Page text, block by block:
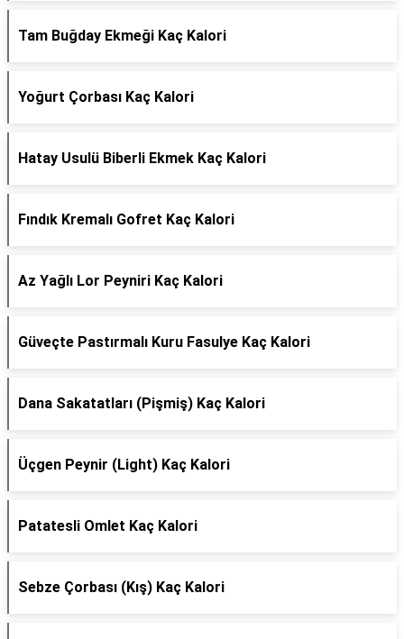
Tam Buğday Ekmeği Kaç Kalori
Yoğurt Çorbası Kaç Kalori
Hatay Usulü Biberli Ekmek Kaç Kalori
Fındık Kremalı Gofret Kaç Kalori
Az Yağlı Lor Peyniri Kaç Kalori
Güveçte Pastırmalı Kuru Fasulye Kaç Kalori
Dana Sakatatları (Pişmiş) Kaç Kalori
Üçgen Peynir (Light) Kaç Kalori
Patatesli Omlet Kaç Kalori
Sebze Çorbası (Kış) Kaç Kalori